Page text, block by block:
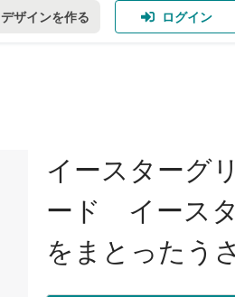
デザインを作る ログイン
イースターグ
ード イース
をまとったう